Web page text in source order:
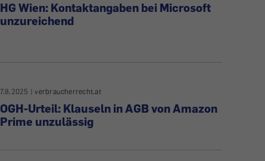
HG Wien: Kontaktangaben bei Microsoft
unzureichend
7.8.2025 |verbraucherrecht.at
OGH-Urteil: Klauseln in AGB von Amazon
Prime unzulässig